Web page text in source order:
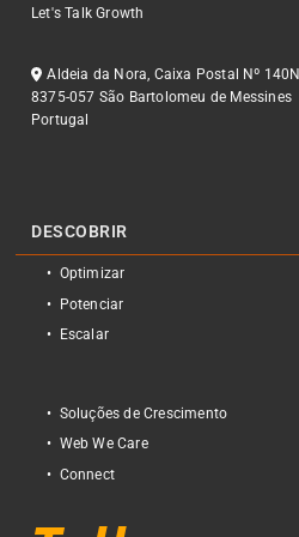
Let's Talk Growth
Aldeia da Nora, Caixa Postal Nº 140N
8375-057 São Bartolomeu de Messines
Portugal
DESCOBRIR
Optimizar
Potenciar
Escalar
Soluções de Crescimento
Web We Care
Connect